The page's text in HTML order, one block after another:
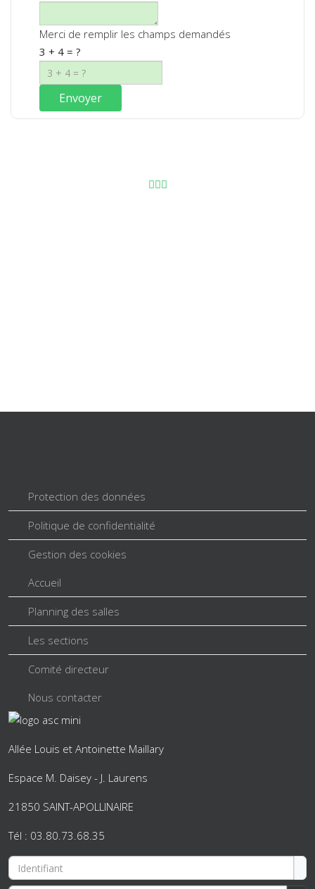
Merci de remplir les champs demandés
3 + 4 = ?
Envoyer
Protection des données
Politique de confidentialité
Gestion des cookies
Accueil
Planning des salles
Les sections
Comité directeur
Nous contacter
Allée Louis et Antoinette Maillary
Espace M. Daisey - J. Laurens
21850 SAINT-APOLLINAIRE
Tél : 03.80.73.68.35
Identifiant